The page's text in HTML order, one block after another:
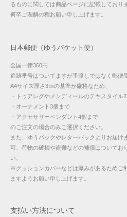
るものに関しては商品ページに記載しており
何卒ご理解の程お願い申し上げます。
日本郵便（ゆうパケット便）
全国一律360円
追跡番号はついてますが手渡しではなく郵便
A4サイズ厚さ3㎝の基準が厳格なため、
・トゥアレグやメンディールのテキスタイル
・オーナメント3個まで
・アクセサリーペンダント4個まで
のご注文の場合のみご選択ください。
また、ゆうパックやレターパックよりお届け
可、荷物の破損や盗難などの補償はついてお
い。
※クッションカバーなどは厚みがあるためご
ますようお願い申し上げます。
支払い方法について